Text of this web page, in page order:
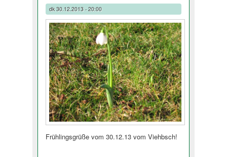
dk30.12.2013 - 20:00
Frühlingsgrüße vom 30.12.13 vom Viehbsch!